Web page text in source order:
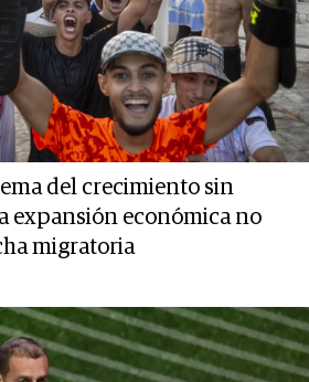
del crecimiento sin
expansión económica no
migratoria